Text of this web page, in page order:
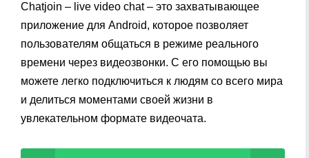
Chatjoin – live video chat – это захватывающее
приложение для Android, которое позволяет
пользователям общаться в режиме реального
времени через видеозвонки. С его помощью вы
можете легко подключиться к людям со всего мира
и делиться моментами своей жизни в
увлекательном формате видеочата.